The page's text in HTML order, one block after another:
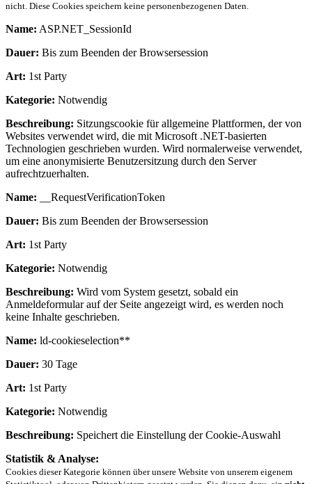
nicht. Diese Cookies speichern keine personenbezogenen Daten.
Name: ASP.NET_SessionId
Dauer: Bis zum Beenden der Browsersession
Art: 1st Party
Kategorie: Notwendig
Beschreibung: Sitzungscookie für allgemeine Plattformen, der von
Websites verwendet wird, die mit Microsoft .NET-basierten
Technologien geschrieben wurden. Wird normalerweise verwendet,
um eine anonymisierte Benutzersitzung durch den Server
aufrechtzuerhalten.
Name: __RequestVerificationToken
Dauer: Bis zum Beenden der Browsersession
Art: 1st Party
Kategorie: Notwendig
Beschreibung: Wird vom System gesetzt, sobald ein
Anmeldeformular auf der Seite angezeigt wird, es werden noch
keine Inhalte geschrieben.
Name: ld-cookieselection**
Dauer: 30 Tage
Art: 1st Party
Kategorie: Notwendig
Beschreibung: Speichert die Einstellung der Cookie-Auswahl
Statistik & Analyse:
Cookies dieser Kategorie können über unsere Website von unserem eigenem